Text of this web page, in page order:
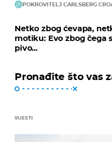
POKROVITELJ CARLSBERG
Netko zbog ćevapa,
motiku: Evo zbog čega
pivo...
Pronađite što vas
VIJESTI